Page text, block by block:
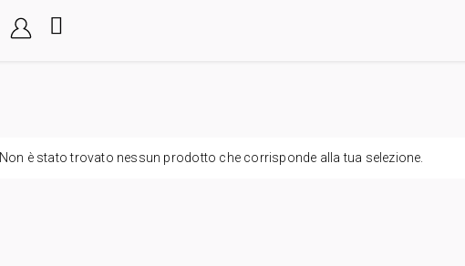
Non è stato trovato nessun prodotto che corrisponde alla tua selezione.